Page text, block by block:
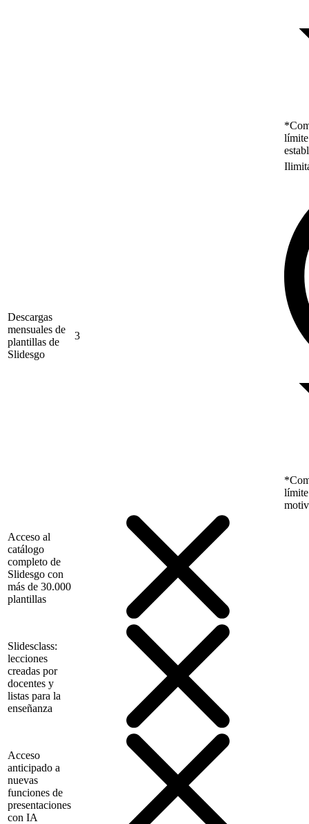
Descargas
mensuales de
plantillas de
Slidesgo
3
límite
Acceso al
catálogo
completo de
Slidesgo con
más de 30.000
plantillas
Slidesclass:
lecciones
creadas por
docentes y
listas para la
enseñanza
Acceso
anticipado a
nuevas
funciones de
presentaciones
con IA